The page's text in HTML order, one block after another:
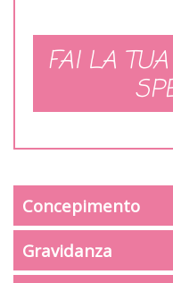
FAI LA
Concepimento
Gravidanza